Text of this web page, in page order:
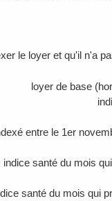
le loyer et qu'il n'a
charges)
de
entre le 1er
santé du mois
santé du mois qui